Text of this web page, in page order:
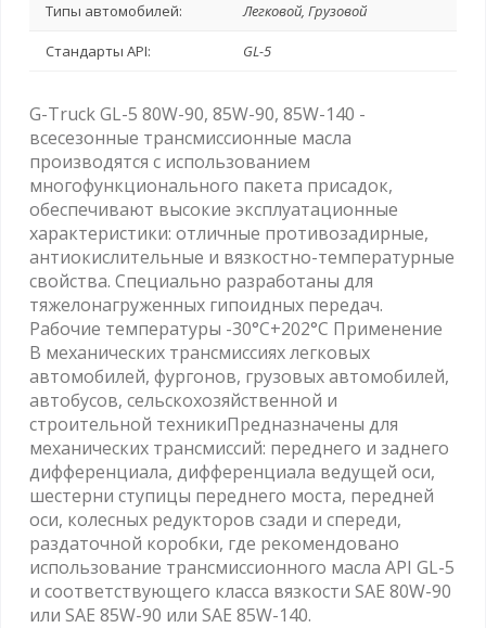
Типы автомобилей: Легковой, Грузовой
Стандарты API: GL-5
G-Truck GL-5 80W-90, 85W-90, 85W-140 -
всесезонные трансмиссионные масла
производятся с использованием
многофункционального пакета присадок,
обеспечивают высокие эксплуатационные
характеристики: отличные противозадирные,
антиокислительные и вязкостно-температурные
свойства. Специально разработаны для
тяжелонагруженных гипоидных передач.
Рабочие температуры -30°C+202°C Применение
В механических трансмиссиях легковых
автомобилей, фургонов, грузовых автомобилей,
автобусов, сельскохозяйственной и
строительной техникиПредназначены для
механических трансмиссий: переднего и заднего
дифференциала, дифференциала ведущей оси,
шестерни ступицы переднего моста, передней
оси, колесных редукторов сзади и спереди,
раздаточной коробки, где рекомендовано
использование трансмиссионного масла API GL-5
и соответствующего класса вязкости SAE 80W-90
или SAE 85W-90 или SAE 85W-140.